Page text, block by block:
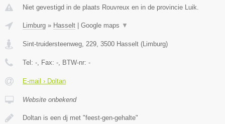
Niet gevestigd in de plaats Rouvreux en in de provincie Luik.
Limburg » Hasselt Google maps ▼
Sint-truidersteenweg, 229 3500 Hasselt ( Limburg)
Tel: - , Fax: - , BTW-nr: -
E-mail › Doltan
Website onbekend
Doltan is een dj met "feest-gen-gehalte"